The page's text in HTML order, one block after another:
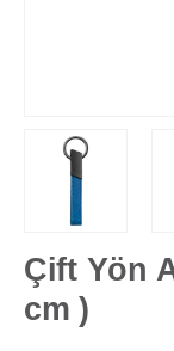
Çift Yön
cm )